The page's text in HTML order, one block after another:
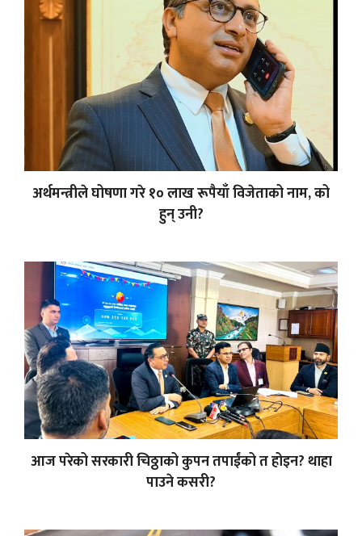
अर्थमन्त्रीले घोषणा गरे १० लाख रूपैयाँ विजेताको नाम, को
हुन् उनी?
आज परेको सरकारी चिठ्ठाको कुपन तपाईंको त होइन? थाहा
पाउने कसरी?